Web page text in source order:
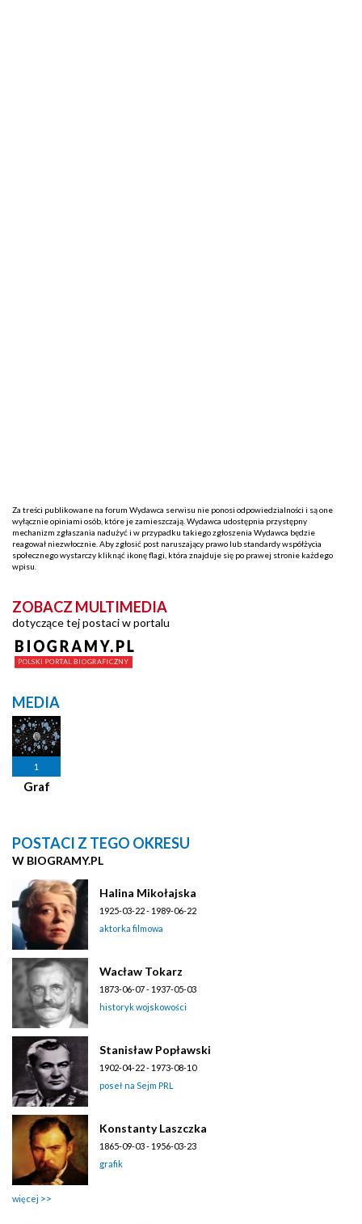
Za treści publikowane na forum Wydawca serwisu nie ponosi odpowiedzialności i są one
wyłącznie opiniami osób, które je zamieszczają. Wydawca udostępnia przystępny
mechanizm zgłaszania nadużyć i w przypadku takiego zgłoszenia Wydawca będzie
reagował niezwłocznie. Aby zgłosić post naruszający prawo lub standardy współżycia
społecznego wystarczy kliknąć ikonę flagi, która znajduje się po prawej stronie każdego
wpisu.
ZOBACZ MULTIMEDIA
dotyczące tej postaci w portalu
MEDIA
1
Graf
POSTACI Z TEGO OKRESU
W BIOGRAMY.PL
Halina Mikołajska
1925-03-22 - 1989-06-22
aktorka filmowa
Wacław Tokarz
1873-06-07 - 1937-05-03
historyk wojskowości
Stanisław Popławski
1902-04-22 - 1973-08-10
poseł na Sejm PRL
Konstanty Laszczka
1865-09-03 - 1956-03-23
grafik
więcej